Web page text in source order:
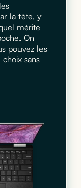
la tête, y
mérite
On
pouvez les
sans